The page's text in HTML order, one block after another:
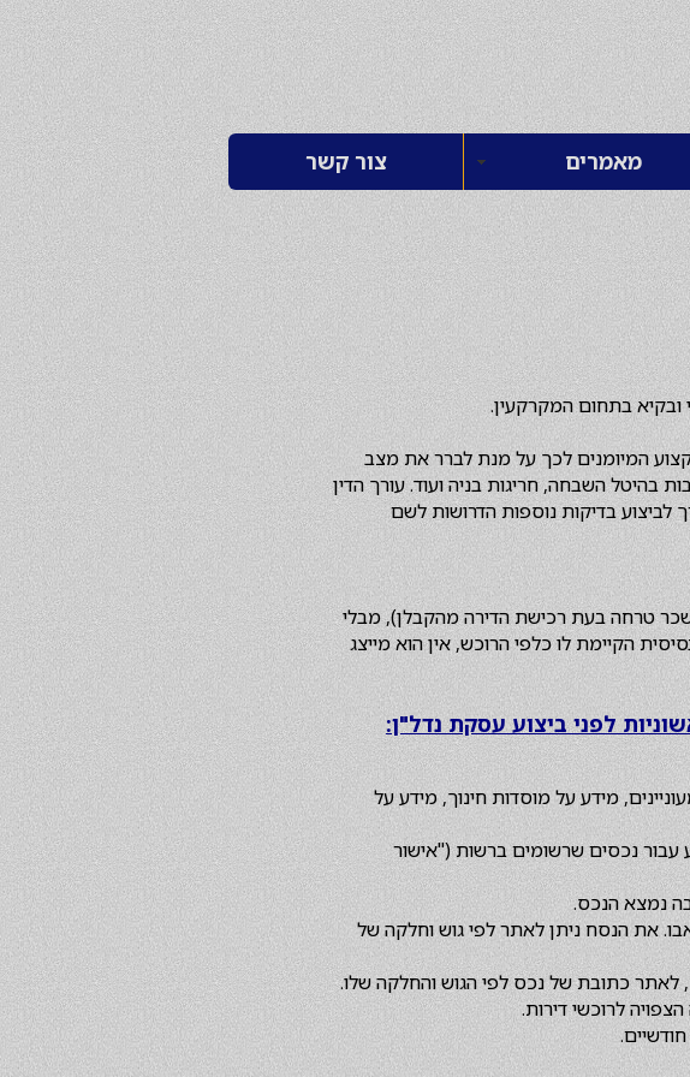
מאמרים צור קשר
ובקיא בתחום המקרקעין.
המיומנים לכך על מנת לברר את מצב
בהיטל השבחה, חריגות בניה ועוד. עורך הדין
לביצוע בדיקות נוספות הדרושות לשם
טרחה בעת רכישת הדירה מהקבלן), מבלי
הקיימת לו כלפי הרוכש, אין הוא מייצג
לפני ביצוע עסקת נדל"ן:
מידע על מוסדות חינוך, מידע על
נכסים שרשומים ברשות ("אישור
נמצא הנכס.
את הנסח ניתן לאתר לפי גוש וחלקה של
לאתר כתובת של נכס לפי הגוש והחלקה שלו.
לרוכשי דירות.